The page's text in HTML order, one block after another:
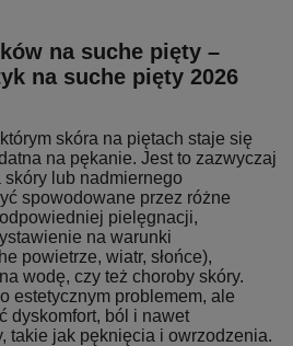
na suche pięty –
na suche pięty 2026
skóra na piętach staje się
na pękanie. Jest to zazwyczaj
lub nadmiernego
spowodowane przez różne
pielęgnacji,
na warunki
powietrze, wiatr, słońce),
wodę, czy też choroby skóry.
estetycznym problemem, ale
dyskomfort, ból i nawet
takie jak pęknięcia i owrzodzenia.